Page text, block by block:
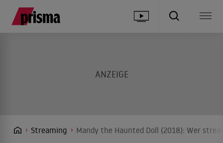
Streaming Mandy the Haunted Doll (2018): Wer